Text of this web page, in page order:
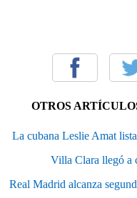
OTROS
La cubana Leslie Amat
Villa Clara llegó a
Real Madrid alcanza